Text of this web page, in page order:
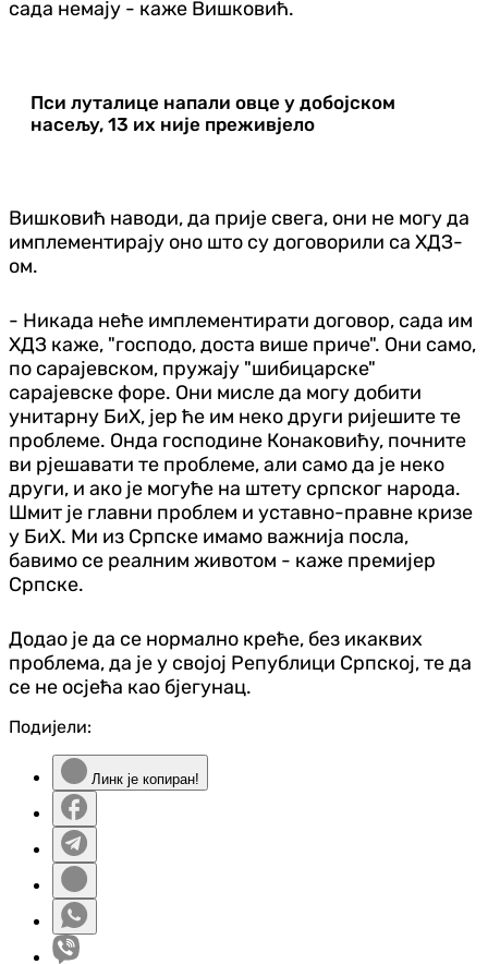
сада немају - каже Вишковић.
Пси луталице напали овце у добојском
насељу, 13 их није преживјело
Вишковић наводи, да прије свега, они не могу да
имплементирају оно што су договорили са ХДЗ-
ом.
- Никада неће имплементирати договор, сада им
ХДЗ каже, "господо, доста више приче". Они само,
по сарајевском, пружају "шибицарске"
сарајевске форе. Они мисле да могу добити
унитарну БиХ, јер ће им неко други ријешите те
проблеме. Онда господине Конаковићу, почните
ви рјешавати те проблеме, али само да је неко
други, и ако је могуће на штету српског народа.
Шмит је главни проблем и уставно-правне кризе
у БиХ. Ми из Српске имамо важнија посла,
бавимо се реалним животом - каже премијер
Српске.
Додао је да се нормално креће, без икаквих
проблема, да је у својој Републици Српској, те да
се не осјећа као бјегунац.
Подијели:
Линк је копиран!